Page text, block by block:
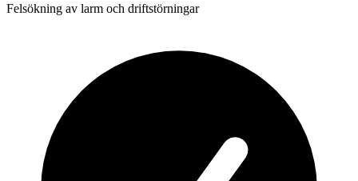
Felsökning av larm och driftstörningar